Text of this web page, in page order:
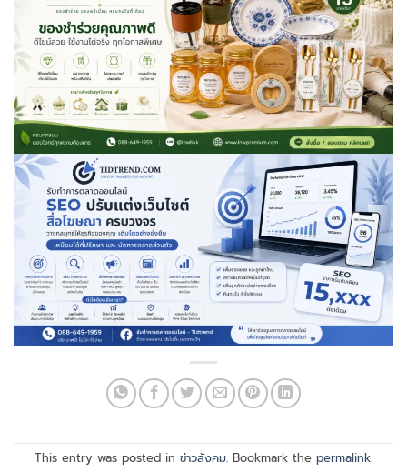
This entry was posted in ข่าวสังคม. Bookmark the permalink.